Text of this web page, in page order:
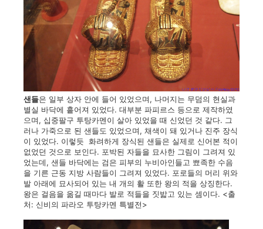
샌들은 일부 상자 안에 들어 있었으며, 나머지는 무덤의 현실과
별실 바닥에 흩어져 있었다. 대부분 파피르스 등으로 제작하였
으며, 십중팔구 투탕카멘이 살아 있었을 때 신었던 것 같다. 그
러나 가죽으로 된 샌들도 있었으며, 채색이 돼 있거나 진주 장식
이 있었다. 이렇듯 화려하게 장식된 샌들은 실제로 신어본 적이
없었던 것으로 보인다. 포박된 자들을 묘사한 그림이 그려져 있
었는데, 샌들 바닥에는 검은 피부의 누비아인들고 뾰족한 수음
을 기른 근동 지방 사람들이 그려져 있었다. 포로들의 머리 위와
발 아래에 묘사되어 있는 내 개의 활 또한 왕의 적을 상징한다.
왕은 걸음을 옮길 때마다 발로 적들을 짓밟고 있는 셈이다. <출
처: 신비의 파라오 투탕카멘 특별전>